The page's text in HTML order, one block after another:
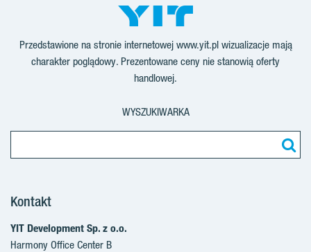
Przedstawione na stronie internetowej www.yit.pl wizualizacje mają
charakter poglądowy. Prezentowane ceny nie stanowią oferty
handlowej.
WYSZUKIWARKA
Kontakt
YIT Development Sp. z o.o.
Harmony Office Center B